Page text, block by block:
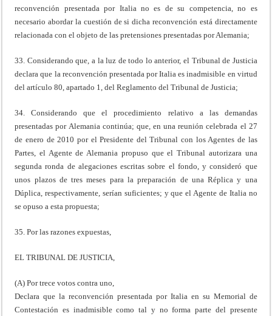
reconvención presentada por Italia no es de su competencia, no es
necesario abordar la cuestión de si dicha reconvención está directamente
relacionada con el objeto de las pretensiones presentadas por Alemania;
33. Considerando que, a la luz de todo lo anterior, el Tribunal de Justicia
declara que la reconvención presentada por Italia es inadmisible en virtud
del artículo 80, apartado 1, del Reglamento del Tribunal de Justicia;
34. Considerando que el procedimiento relativo a las demandas
presentadas por Alemania continúa; que, en una reunión celebrada el 27
de enero de 2010 por el Presidente del Tribunal con los Agentes de las
Partes, el Agente de Alemania propuso que el Tribunal autorizara una
segunda ronda de alegaciones escritas sobre el fondo, y consideró que
unos plazos de tres meses para la preparación de una Réplica y una
Dúplica, respectivamente, serían suficientes; y que el Agente de Italia no
se opuso a esta propuesta;
35. Por las razones expuestas,
EL TRIBUNAL DE JUSTICIA,
(A) Por trece votos contra uno,
Declara que la reconvención presentada por Italia en su Memorial de
Contestación es inadmisible como tal y no forma parte del presente